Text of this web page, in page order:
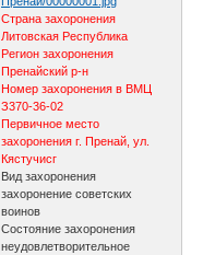
Страна захоронения
Литовская Республика
Регион захоронения
Пренайский р-н
Номер захоронения в ВМЦ
З370-36-02
Первичное место
захоронения г. Пренай, ул.
Кястучисг
Вид захоронения
захоронение советских
воинов
Состояние захоронения
неудовлетворительное